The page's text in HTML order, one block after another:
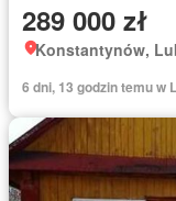
289 000 zł
Konstantynów,
6 dni, 13 godzin temu w